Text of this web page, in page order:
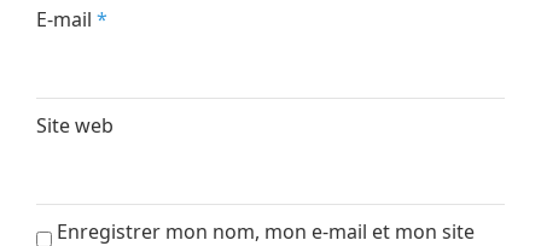
E-mail *
Site web
Enregistrer mon nom, mon e-mail et mon site